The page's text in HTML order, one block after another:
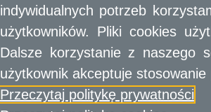
Oświata
Polityka lokalowa
Polityka społeczna
Skargi i wnioski
Sport i Rekreacja
Sprawy komunalne
indywidualnych potrzeb
użytkowników. Pliki cookies
Dalsze korzystanie z naszego
użytkownik akceptuje stosowanie
Przeczytaj politykę prywatności